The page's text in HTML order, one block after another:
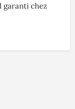
garanti chez